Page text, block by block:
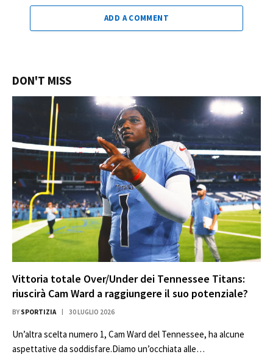
ADD A COMMENT
DON'T MISS
Vittoria totale Over/Under dei Tennessee Titans:
riuscirà Cam Ward a raggiungere il suo potenziale?
BY SPORTIZIA 30 LUGLIO 2026
Un’altra scelta numero 1, Cam Ward del Tennessee, ha alcune
aspettative da soddisfare.Diamo un’occhiata alle…